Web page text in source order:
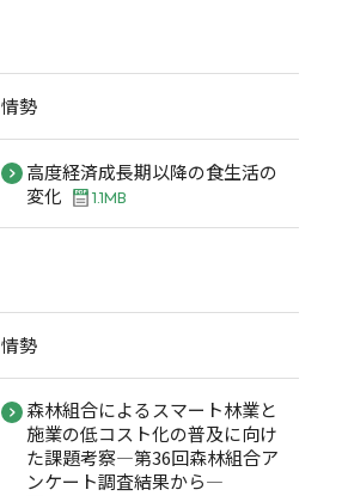
情勢
高度経済成長期以降の食生活の
変化
1.1MB
情勢
森林組合によるスマート林業と
施業の低コスト化の普及に向け
た課題考察―第36回森林組合ア
ンケート調査結果から―